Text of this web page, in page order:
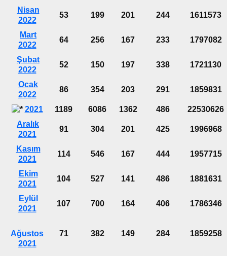
Nisan
2022
53 199 201 244 1611573
Mart
2022
64 256 167 233 1797082
Şubat
2022
52 150 197 338 1721130
Ocak
2022
86 354 203 291 1859831
2021 1189 6086 1362 486
22530626
Aralık
2021
91 304 201 425 1996968
Kasım
2021
114 546 167 444 1957715
Ekim
2021
104 527 141 486 1881631
Eylül
2021
107 700 164 406 1786346
Ağustos
2021
71 382 149 284 1859258